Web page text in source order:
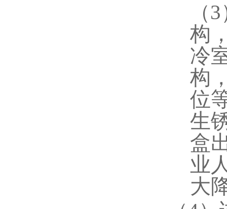
（
构
冷
构
位
生
盒
业
大